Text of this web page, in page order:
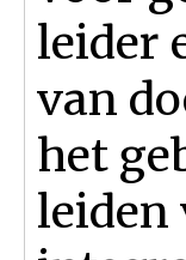
leider
van
het
leiden